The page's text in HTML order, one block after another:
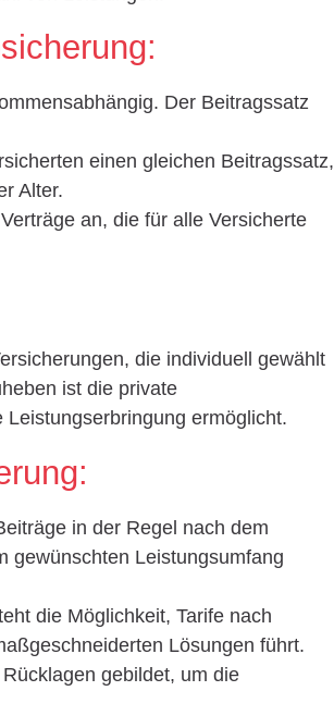
Der Beitragssatz
einen gleichen Beitragssatz,
Alter.
an, die für alle Versicherte
die individuell gewählt
ist die private
ermöglicht.
in der Regel nach dem
gewünschten Leistungsumfang
die Möglichkeit, Tarife nach
Lösungen führt.
gebildet, um die